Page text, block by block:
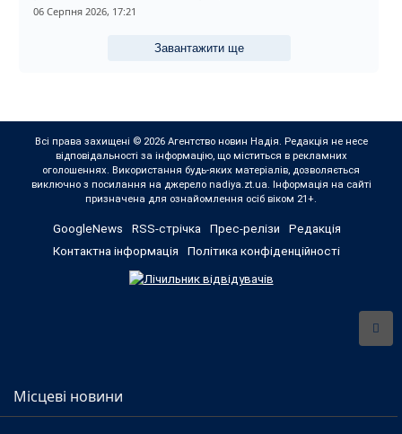
06 Серпня 2026, 17:21
Завантажити ще
Всі права захищені © 2026 Агентство новин Надія. Редакція не несе
відповідальності за інформацію, що міститься в рекламних
оголошеннях. Використання будь-яких матеріалів, дозволяється
виключно з посилання на джерело nadiya.zt.ua. Інформація на сайті
призначена для ознайомлення осіб віком 21+.
GoogleNews RSS-стрічка Прес-релізи
Редакція
Контактна інформація
Політика конфіденційності
Місцеві новини